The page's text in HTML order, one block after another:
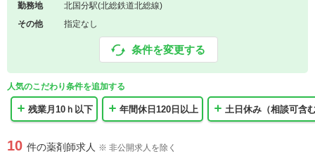
勤務地
北国分駅(北総鉄道北総線)
その他
指定なし
条件を変更する
人気のこだわり条件を追加する
残業月10ｈ以下 年間休日120日以上 土日休み（相談可含
10 件の薬剤師求人 ※ 非公開求人を除く